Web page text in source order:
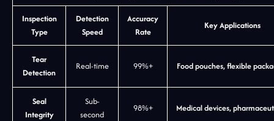
Inspection
Type
Detection
Speed
Accuracy
Rate
Key Applications
Tear
Detection
Real-time 99%+ Food pouches, flexible
Seal
Integrity
Sub-
second
98%+ Medical devices,